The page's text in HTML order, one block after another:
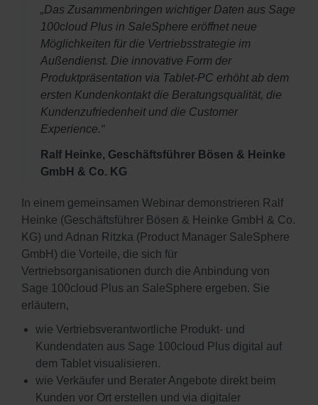
„Das Zusammenbringen wichtiger Daten aus Sage
100cloud Plus in SaleSphere eröffnet neue
Möglichkeiten für die Vertriebsstrategie im
Außendienst. Die innovative Form der
Produktpräsentation via Tablet-PC erhöht ab dem
ersten Kundenkontakt die Beratungsqualität, die
Kundenzufriedenheit und die Customer
Experience.“
Ralf Heinke, Geschäftsführer Bösen & Heinke
GmbH & Co. KG
In einem gemeinsamen Webinar demonstrieren Ralf
Heinke (Geschäftsführer Bösen & Heinke GmbH & Co.
KG) und Adnan Ritzka (Product Manager SaleSphere
GmbH) die Vorteile, die sich für
Vertriebsorganisationen durch die Anbindung von
Sage 100cloud Plus an SaleSphere ergeben. Sie
erläutern,
wie Vertriebsverantwortliche Produkt- und
Kundendaten aus Sage 100cloud Plus digital auf
dem Tablet visualisieren.
wie Verkäufer und Berater Angebote direkt beim
Kunden vor Ort erstellen und via digitaler